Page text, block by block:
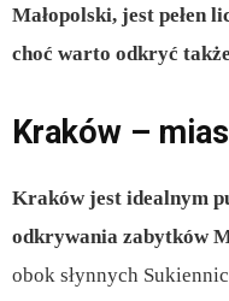
Małopolski, jest pełen
choć warto odkryć
Kraków –
Kraków jest idealnym
odkrywania zabytków
obok słynnych